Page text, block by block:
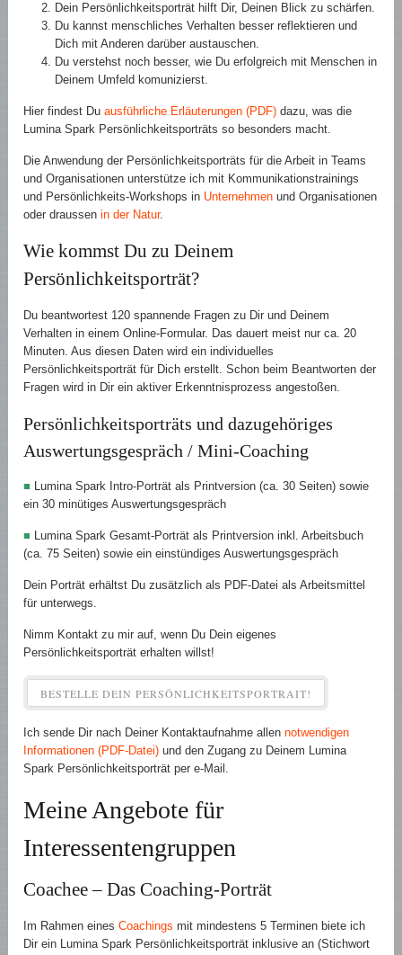
Dein Persönlichkeitsporträt hilft Dir, Deinen Blick zu schärfen.
Du kannst menschliches Verhalten besser reflektieren und
Dich mit Anderen darüber austauschen.
Du verstehst noch besser, wie Du erfolgreich mit Menschen in
Deinem Umfeld komunizierst.
Hier findest Duausführliche Erläuterungen (PDF) dazu, was die
Lumina Spark Persönlichkeitsporträts so besonders macht.
Die Anwendung der Persönlichkeitsporträts für die Arbeit in Teams
und Organisationen unterstütze ich mit Kommunikationstrainings
und Persönlichkeits-Workshops in Unternehmen und Organisationen
oder draussenin der Natur.
Wie kommst Du zu Deinem
Persönlichkeitsporträt?
Du beantwortest 120 spannende Fragen zu Dir und Deinem
Verhalten in einem Online-Formular. Das dauert meist nur ca. 20
Minuten. Aus diesen Daten wird ein individuelles
Persönlichkeitsporträt für Dich erstellt. Schon beim Beantworten der
Fragen wird in Dir ein aktiver Erkenntnisprozess angestoßen.
Persönlichkeitsporträts und dazugehöriges
Auswertungsgespräch / Mini-Coaching
■ Lumina Spark Intro-Porträt als Printversion (ca. 30 Seiten) sowie
ein 30 minütiges Auswertungsgespräch
■ Lumina Spark Gesamt-Porträt als Printversion inkl. Arbeitsbuch
(ca. 75 Seiten) sowie ein einstündiges Auswertungsgespräch
Dein Porträt erhältst Du zusätzlich als PDF-Datei als Arbeitsmittel
für unterwegs.
Nimm Kontakt zu mir auf, wenn Du Dein eigenes
Persönlichkeitsporträt erhalten willst!
BESTELLE DEIN PERSÖNLICHKEITSPORTRAIT!
Ich sende Dir nach Deiner Kontaktaufnahme allennotwendigen
Informationen (PDF-Datei) und den Zugang zu Deinem Lumina
Spark Persönlichkeitsporträt per e-Mail.
Meine Angebote für
Interessentengruppen
Coachee – Das Coaching-Porträt
Im Rahmen einesCoachings mit mindestens 5 Terminen biete ich
Dir ein Lumina Spark Persönlichkeitsporträt inklusive an (Stichwort